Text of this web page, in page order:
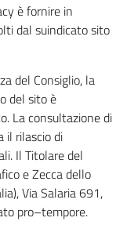
è fornire in
dal suindicato sito
del Consiglio, la
del sito è
La consultazione di
il rilascio di
Il Titolare del
e Zecca dello
Via Salaria 691,
pro–tempore.